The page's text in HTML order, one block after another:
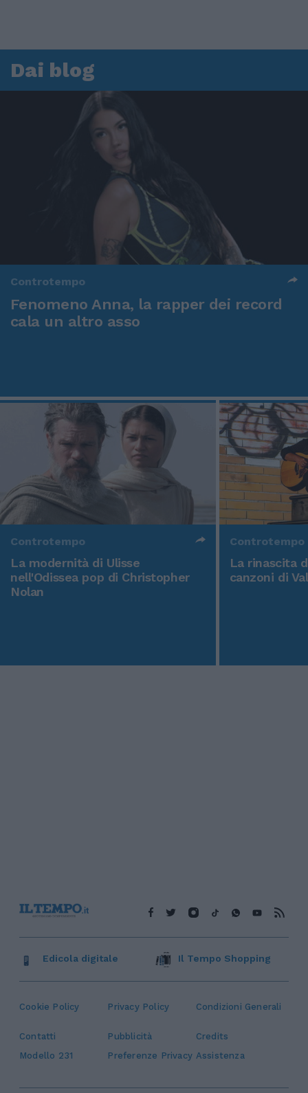
Dai blog
Controtempo
Fenomeno Anna, la rapper dei record
cala un altro asso
Controtempo
La modernità di Ulisse
nell'Odissea pop di Christopher
Nolan
Controtempo
La rinascita
canzoni di
Cookie Policy Privacy Policy Condizioni Generali
Contatti Pubblicità
Credits
Modello 231
Preferenze Privacy Assistenza
Edicola digitale Il Tempo Shopping